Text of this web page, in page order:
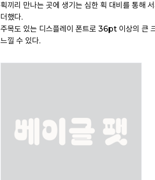
획끼리 만나는 곳에 생기는 심한 획 대비를 통해
더했다.
주목도 있는 디스플레이 폰트로 36pt 이상의 큰
느낄 수 있다.